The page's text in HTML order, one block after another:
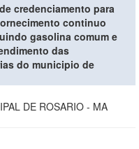
credenciamento para
continuo
gasolina comum e
das
do municipio de
DE ROSARIO - MA